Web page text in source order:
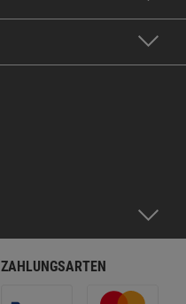
ZAHLUNGSARTEN